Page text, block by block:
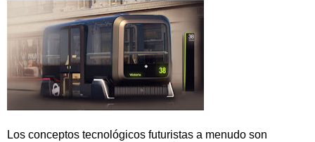
Los conceptos tecnológicos futuristas a menudo son